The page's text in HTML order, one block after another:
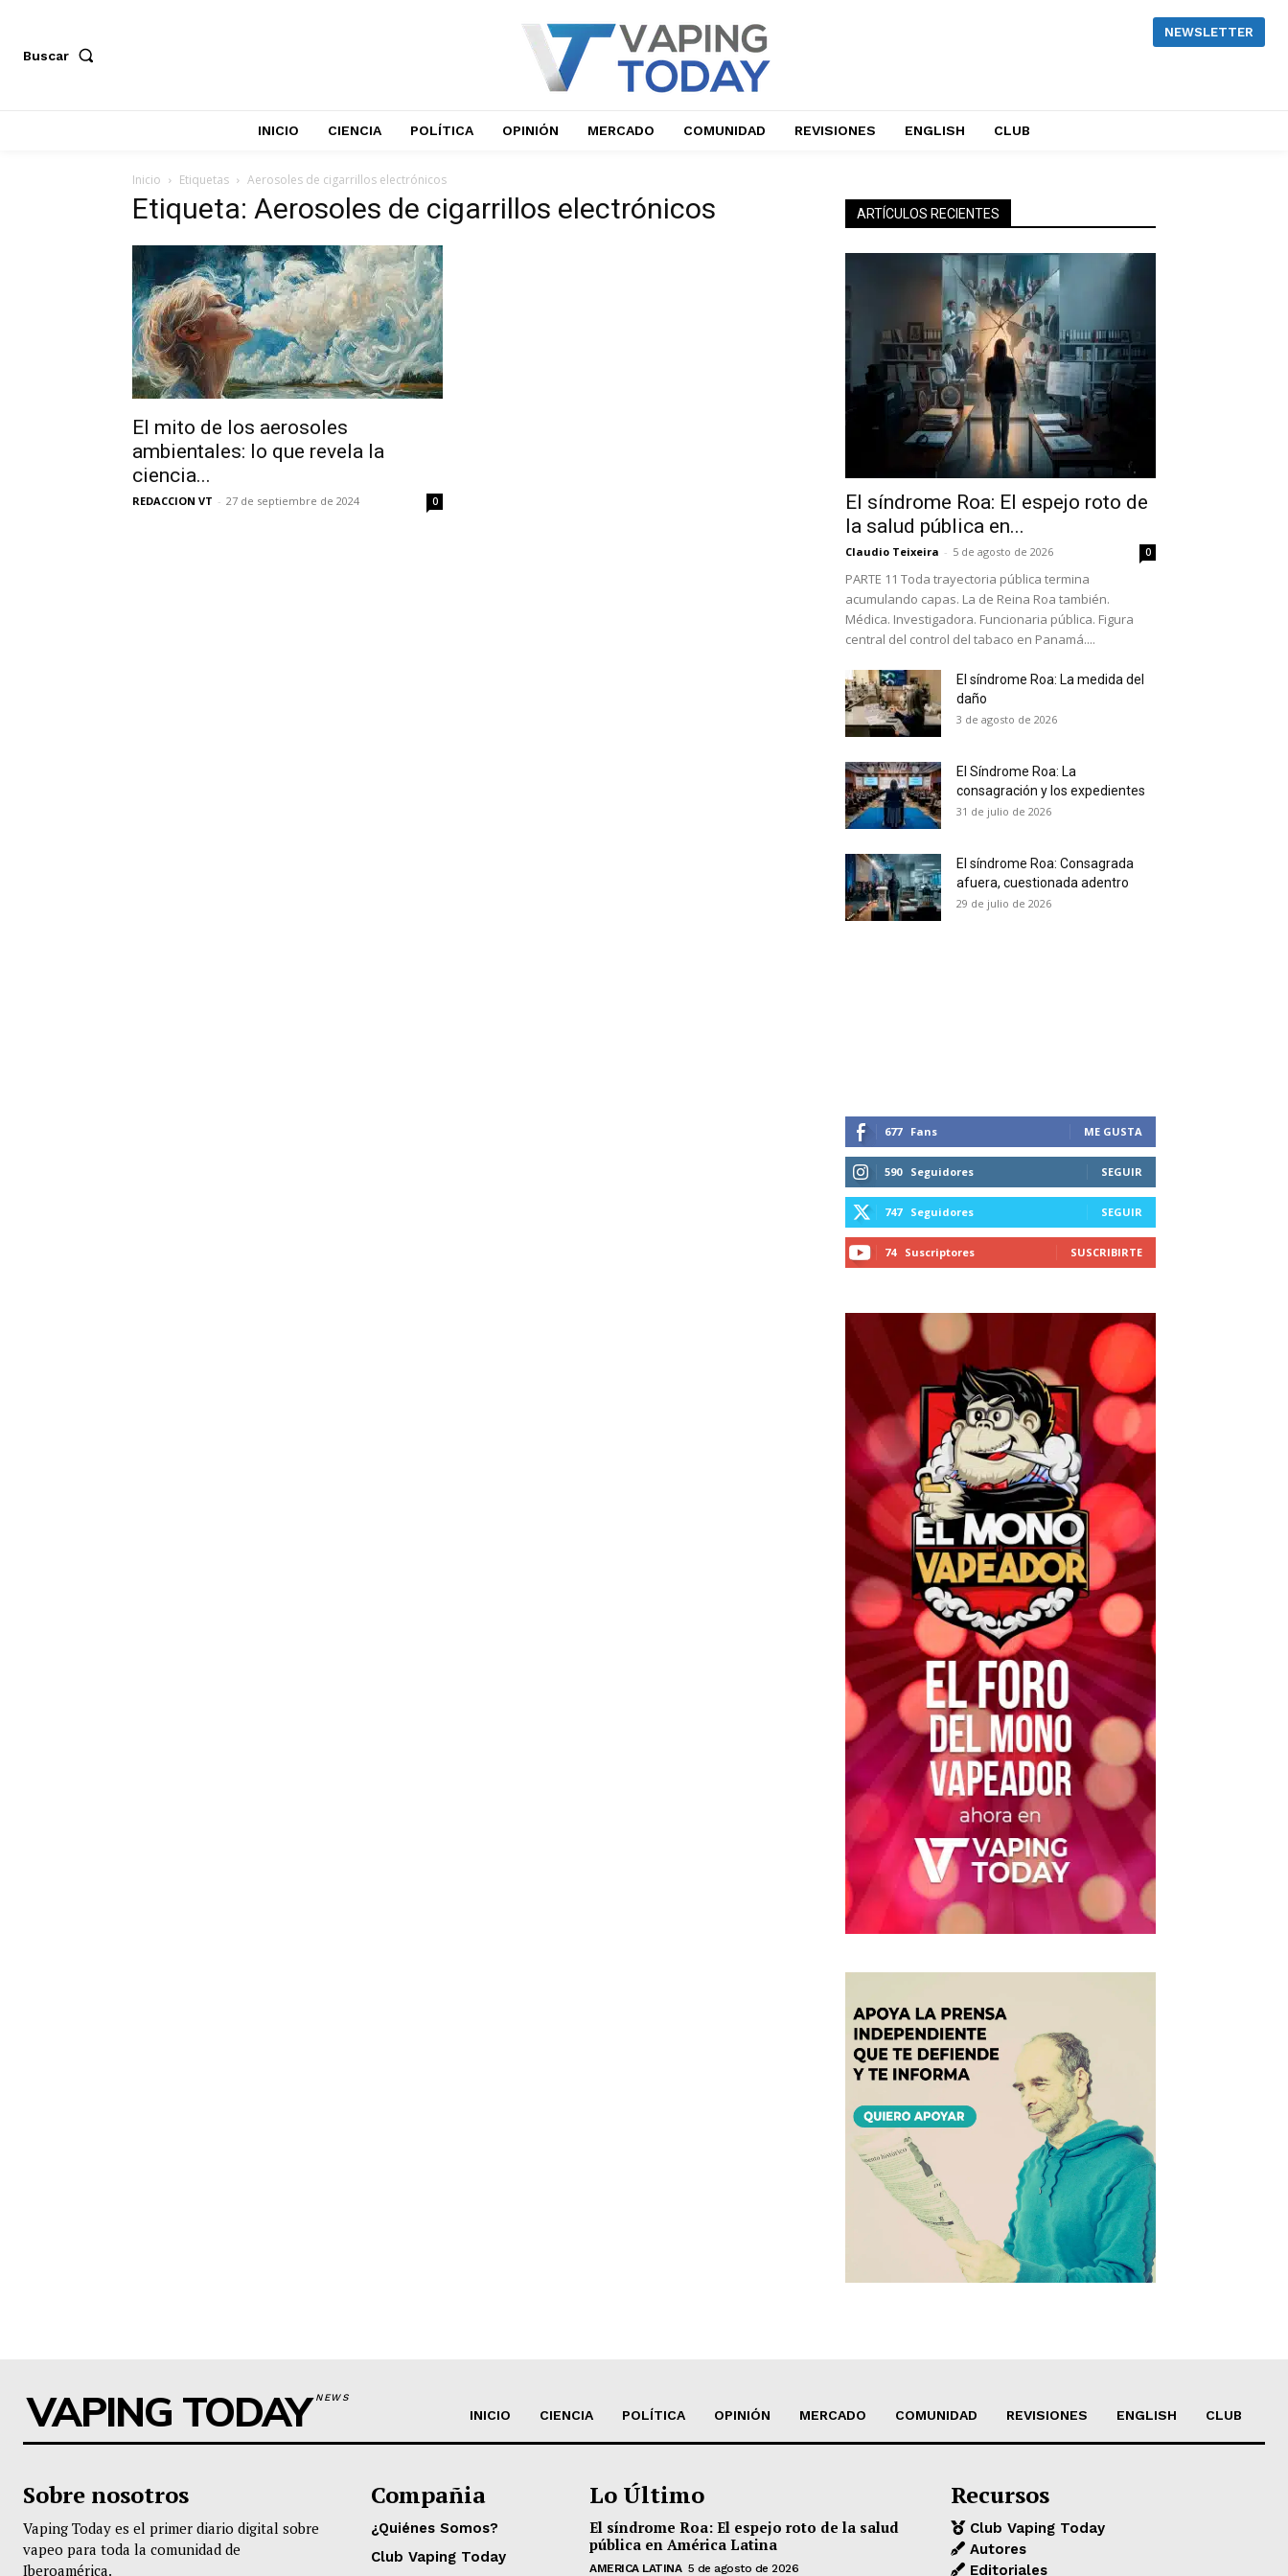
No te pierdas de las últimas
Suscríbete a nuestro boletín diario y recibe todas las
noticias del vapeo y la reducción de daños en tu correo
Subscribe to our daily clipping and receive all the news
of vaping and tobacco harm reduction in your email.
Buscar
NEWSLETTER
INICIO CIENCIA POLÍTICA OPINIÓN MERCADO COMUNIDAD REVISIONES ENGLISH CLUB
Inicio Etiquetas Aerosoles de cigarrillos electrónicos
Etiqueta: Aerosoles de cigarrillos electrónicos
El mito de los aerosoles
ambientales: lo que revela la
ciencia...
REDACCION VT - 27 de septiembre de 2024 0
ARTÍCULOS RECIENTES
El síndrome Roa: El espejo roto de
la salud pública en...
Claudio Teixeira - 5 de agosto de 2026 0
PARTE 11 Toda trayectoria pública termina
acumulando capas. La de Reina Roa también.
Médica. Investigadora. Funcionaria pública. Figura
central del control del tabaco en Panamá....
El síndrome Roa: La medida del
daño
3 de agosto de 2026
El Síndrome Roa: La
consagración y los expedientes
31 de julio de 2026
El síndrome Roa: Consagrada
afuera, cuestionada adentro
29 de julio de 2026
677 Fans ME GUSTA
590 Seguidores SEGUIR
747 Seguidores SEGUIR
74 Suscriptores SUSCRIBIRTE
VAPING TODAYNEWS
INICIO CIENCIA POLÍTICA OPINIÓN MERCADO COMUNIDAD REVISIONES ENGLISH CLUB
Sobre nosotros
Vaping Today es el primer diario digital sobre
vapeo para toda la comunidad de
Iberoamérica.
Compañia
¿Quiénes Somos?
Club Vaping Today
Lo Último
El síndrome Roa: El espejo roto de la salud
pública en América Latina
AMERICA LATINA 5 de agosto de 2026
Recursos
Club Vaping Today
Autores
Editoriales